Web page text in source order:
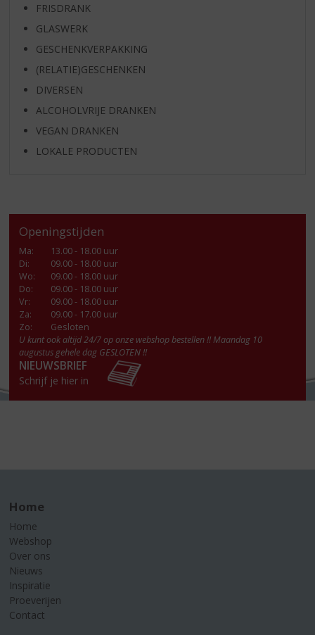
FRISDRANK
GLASWERK
GESCHENKVERPAKKING
(RELATIE)GESCHENKEN
DIVERSEN
ALCOHOLVRIJE DRANKEN
VEGAN DRANKEN
LOKALE PRODUCTEN
Openingstijden
Ma:
13.00 - 18.00 uur
Di:
09.00 - 18.00 uur
Wo:
09.00 - 18.00 uur
Do:
09.00 - 18.00 uur
Vr:
09.00 - 18.00 uur
Za:
09.00 - 17.00 uur
Zo:
Gesloten
U kunt ook altijd 24/7 op onze webshop bestellen !! Maandag 10
augustus gehele dag GESLOTEN !!
NIEUWSBRIEF
Schrijf je hier in
Home
Home
Webshop
Over ons
Nieuws
Inspiratie
Proeverijen
Contact